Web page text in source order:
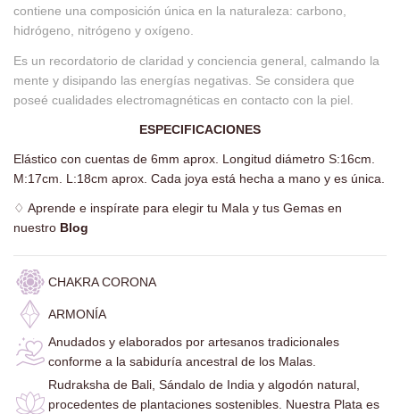
contiene una composición única en la naturaleza: carbono,
hidrógeno, nitrógeno y oxígeno.
Es un recordatorio de claridad y conciencia general, calmando la
mente y disipando las energías negativas. Se considera que
poseé cualidades electromagnéticas en contacto con la piel.
ESPECIFICACIONES
Elástico con cuentas de 6mm aprox. Longitud diámetro S:16cm.
M:17cm. L:18cm aprox. Cada joya está hecha a mano y es única.
♢ Aprende e inspírate para elegir tu Mala y tus Gemas en
nuestro Blog
CHAKRA CORONA
ARMONÍA
Anudados y elaborados por artesanos tradicionales
conforme a la sabiduría ancestral de los Malas.
Rudraksha de Bali, Sándalo de India y algodón natural,
procedentes de plantaciones sostenibles. Nuestra Plata es